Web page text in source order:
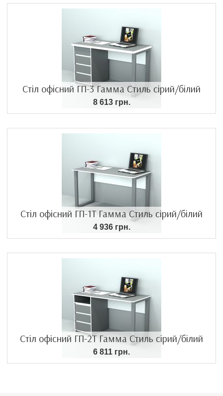
Стіл офісний ГП-3 Гамма Стиль сірий/білий
8 613 грн.
Стіл офісний ГП-1Т Гамма Стиль сірий/білий
4 936 грн.
Стіл офісний ГП-2Т Гамма Стиль сірий/білий
6 811 грн.